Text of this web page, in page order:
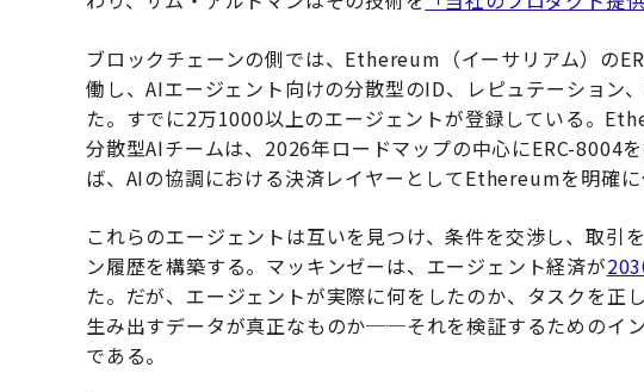
ブロックチェーンの側では、Ethereum（イーサリアム）の
働し、AIエージェント向けの分散型のID、レピュテーション
た。すでに2万1000以上のエージェントが登録している。
分散型AIチームは、2026年ロードマップの中心にERC-8004
ば、AIの協調における決済レイヤーとしてEthereumを明確に
これらのエージェントは互いを見つけ、条件を交渉し、取引
ン履歴を構築する。マッキンゼーは、エージェント経済が
た。だが、エージェントが実際に何をしたのか、タスクを正
生み出すデータが真正なものか──それを検証するためのイ
である。